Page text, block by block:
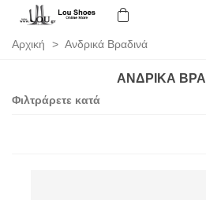
Αρχική > Ανδρικά Βραδινά
ΑΝΔΡΙΚΆ
Φιλτράρετε κατά